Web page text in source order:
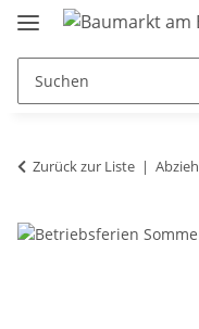
Zurück zur Liste